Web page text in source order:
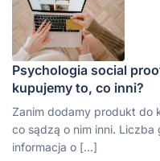
Psychologia social
kupujemy to, co inni?
Zanim dodamy produkt do
co sądzą o nim inni.
informacja o […]